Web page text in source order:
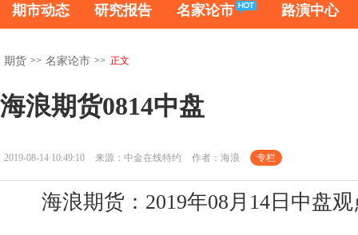
期市动态 研究报告 名家论市 路演中心
期货 >> 名家论市 >> 正文
海浪期货0814中盘
2019-08-14 10:49:10 来源：中金在线特约 作者：海浪 专栏
海浪期货：2019年08月14日中盘观